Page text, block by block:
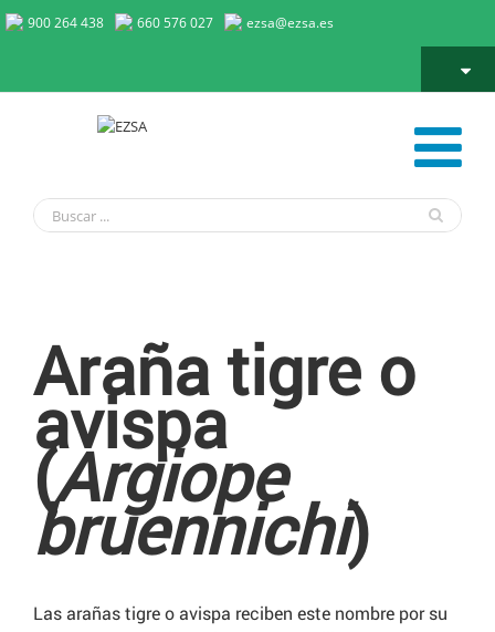
900 264 438 660 576 027 ezsa@ezsa.es
Araña tigre o
avispa
(Argiope
bruennichi)
Las arañas tigre o avispa reciben este nombre por su